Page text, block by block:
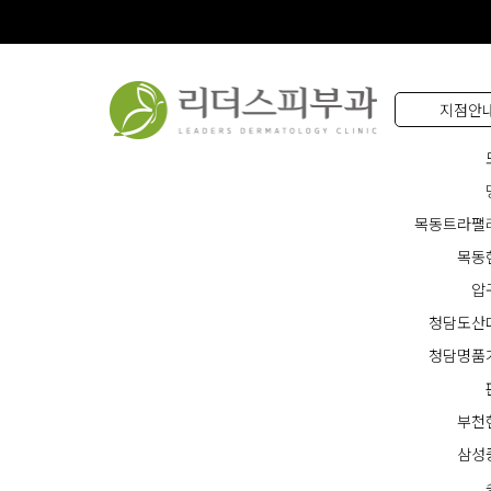
지점안
목동트라팰
목동
압
청담도산
청담명품
부천
삼성